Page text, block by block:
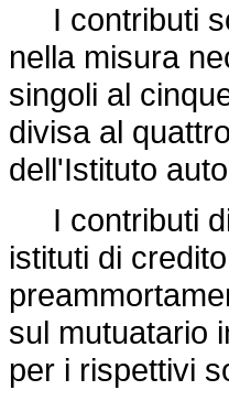
I contributi
nella misura
singoli al
divisa al
dell'Istituto
I contributi di
istituti di
sul mutuatario
per i rispettivi